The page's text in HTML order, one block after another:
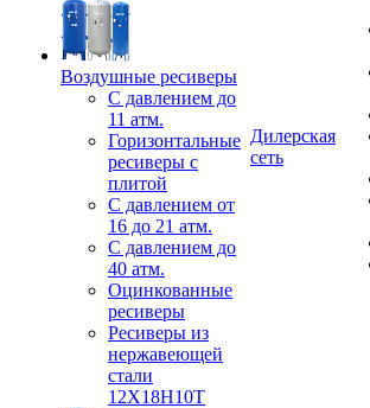
Воздушные ресиверы
С давлением до
11 атм.
Горизонтальные
ресиверы с
плитой
С давлением от
16 до 21 атм.
С давлением до
40 атм.
Оцинкованные
ресиверы
Ресиверы из
нержавеющей
стали
12Х18Н10Т
Дилерская
сеть